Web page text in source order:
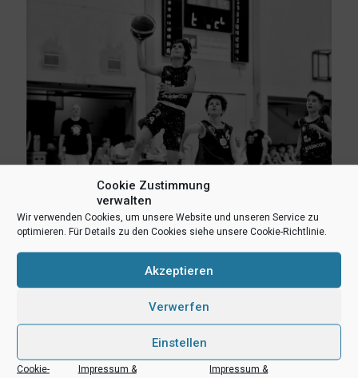
Cookie Zustimmung
verwalten
Wir verwenden Cookies, um unsere Website und unseren Service zu
optimieren. Für Details zu den Cookies siehe unsere Cookie-Richtlinie.
Akzeptieren
Verwerfen
Einstellen
Cookie-
Impressum &
Impressum &